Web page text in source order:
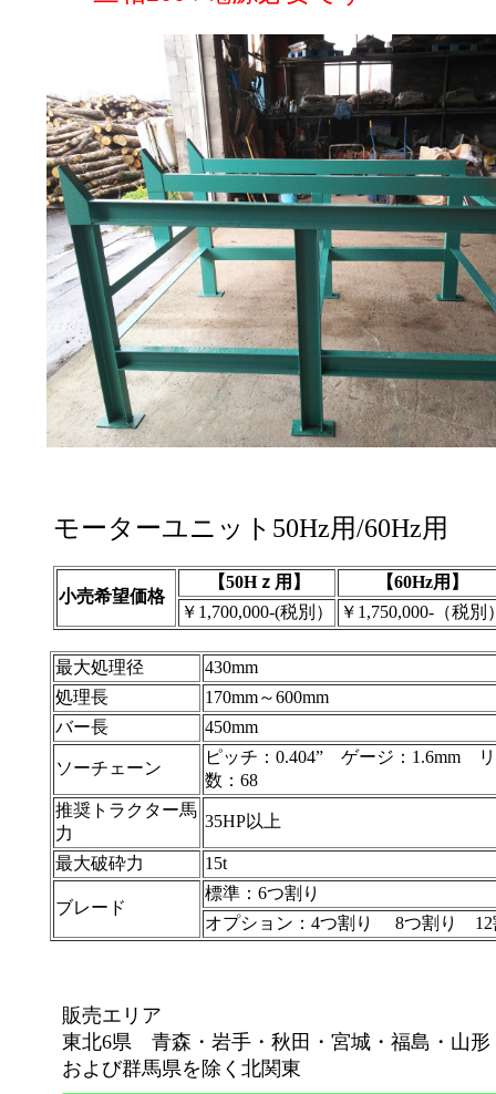
販売エリア
東北6県 青森・岩手・秋田・宮城・福島・山形
および群馬県を除く北関東
モーターユニット50Hz用/60Hz用
小売希望価格
【50Hｚ用】
【60Hz用】
￥1,700,000-(税別）
￥1,750,000-（税別
最大処理径
430mm
処理長
170mm～600mm
バー長
450mm
ソーチェーン
ピッチ：0.404” ゲージ：1.6mm
数：68
推奨トラクター馬
力
35HP以上
最大破砕力 15t
ブレード
標準：6つ割り
オプション：4つ割り 8つ割り 12